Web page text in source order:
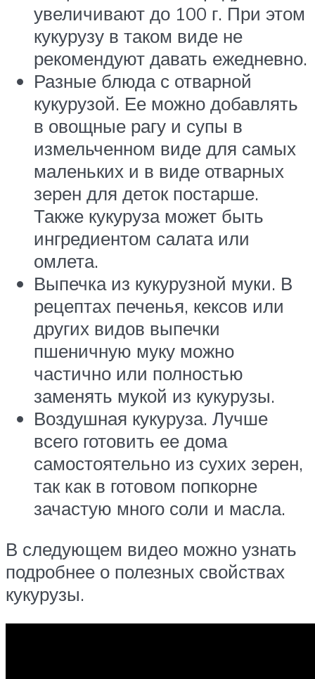
увеличивают до 100 г. При этом
кукурузу в таком виде не
рекомендуют давать ежедневно.
Разные блюда с отварной
кукурузой. Ее можно добавлять
в овощные рагу и супы в
измельченном виде для самых
маленьких и в виде отварных
зерен для деток постарше.
Также кукуруза может быть
ингредиентом салата или
омлета.
Выпечка из кукурузной муки. В
рецептах печенья, кексов или
других видов выпечки
пшеничную муку можно
частично или полностью
заменять мукой из кукурузы.
Воздушная кукуруза. Лучше
всего готовить ее дома
самостоятельно из сухих зерен,
так как в готовом попкорне
зачастую много соли и масла.
В следующем видео можно узнать
подробнее о полезных свойствах
кукурузы.